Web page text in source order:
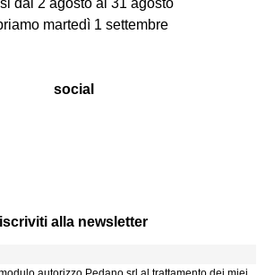
dal 2 agosto al 31 agosto
martedì 1 settembre
social
iscriviti alla newsletter